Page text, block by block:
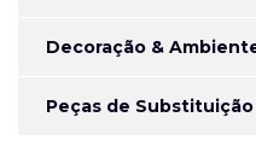
Decoração &
Peças de